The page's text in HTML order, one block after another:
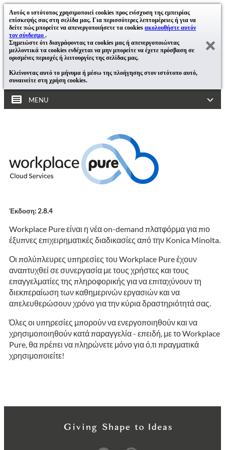
Αυτός ο ιστότοπος χρησιμοποιεί cookies προς ενίσχυση της εμπειρίας
επίσκεψής σας στη σελίδα μας. Για περισσότερες λεπτομέρειες ή για να
δείτε πώς μπορείτε να απενεργοποιήσετε τα cookies ακολουθήστε αυτόν
τον σύνδεσμο .
Σημειώστε ότι διαγράφοντας τα cookies μας ή απενεργοποιώντας
μελλοντικά τα cookies ενδέχεται να μην μπορείτε να έχετε πρόσβαση σε
ορισμένες περιοχές ή λειτουργίες της σελίδας μας.
Κλείνοντας αυτό το μήνυμα ή μέσω της πλοήγησης στον ιστότοπο αυτό,
συναινείτε στη χρήση cookies.
MENU
Έκδοση: 2.8.4
Workplace Pure είναι η νέα on-demand πλατφόρμα για πιο
έξυπνες επιχειρηματικές διαδικασίες από την Konica Minolta.
Οι πολύπλευρες υπηρεσίες του Workplace Pure έχουν
αναπτυχθεί σε συνεργασία με τους χρήστες και τους
επαγγελματίες της πληροφορικής για να επιταχύνουν τη
διεκπεραίωση των καθημερινών εργασιών και να
απελευθερώσουν χρόνο για την κύρια δραστηριότητά σας.
Όλες οι υπηρεσίες μπορούν να ενεργοποιηθούν και να
χρησιμοποιηθούν κατά παραγγελία - επειδή, με το Workplace
Pure, θα πρέπει να πληρώνετε μόνο για ό,τι πραγματικά
χρησιμοποιείτε!